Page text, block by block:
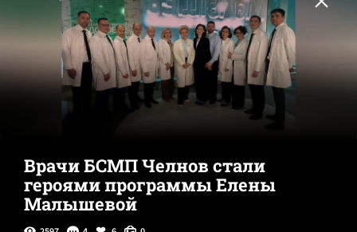
Врачи БСМП Челнов стали
героями программы Елены
Малышевой